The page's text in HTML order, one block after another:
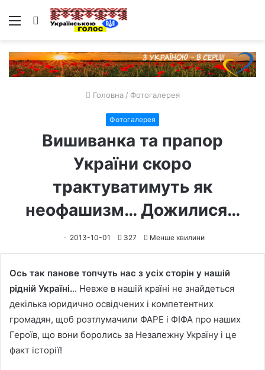
Меню Пошук
Головна / Фотогалерея
Фотогалерея
Вишиванка та прапор
України скоро
трактуватимуть як
неофашизм… Дожилися…
2013-10-01 327 Менше хвилини
Ось так панове топчуть нас з усіх сторін у нашій
рідній Україні... Невже в нашій країні не знайдеться
декілька юридично освідчених і компетентних
громадян, щоб розтлумачили ФАРЕ і ФІФА про наших
Героїв, що вони боролись за Незалежну Україну і це
факт історії!